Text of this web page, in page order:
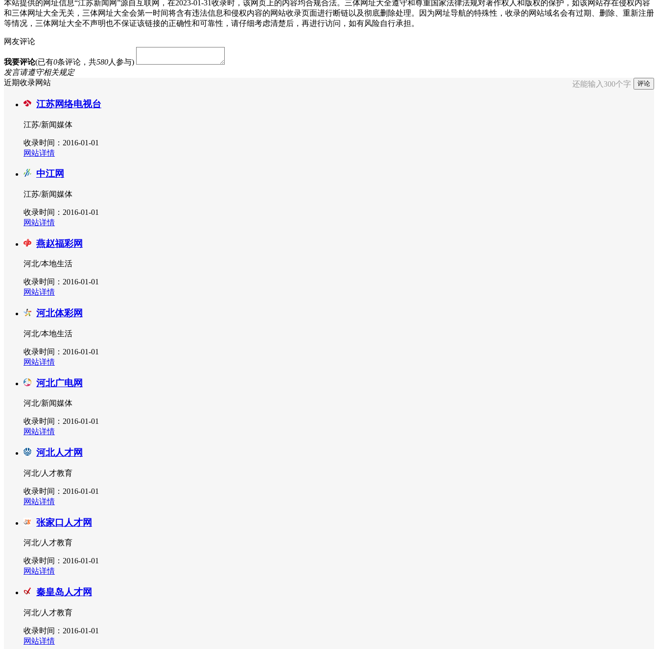
本站提供的网址信息“江苏新闻网”源自互联网，在2023-01-31收录时，该网页上的内容均合规合法。三体网址大全遵守和尊重国家法律法规对著作权人和版权的保护，如该网站存在侵权内容
和三体网址大全无关，三体网址大全会第一时间将含有违法信息和侵权内容的网站收录页面进行断链以及彻底删除处理。因为网址导航的特殊性，收录的网站域名会有过期、删除、重新注册
等情况，三体网址大全不声明也不保证该链接的正确性和可靠性，请仔细考虑清楚后，再进行访问，如有风险自行承担。
网友评论
我要评论(已有0条评论，共580人参与)
发言请遵守相关规定
还能输入 300个字
近期收录网站
江苏网络电视台
江苏/新闻媒体
收录时间：2016-01-01
网站详情
中江网
江苏/新闻媒体
收录时间：2016-01-01
网站详情
燕赵福彩网
河北/本地生活
收录时间：2016-01-01
网站详情
河北体彩网
河北/本地生活
收录时间：2016-01-01
网站详情
河北广电网
河北/新闻媒体
收录时间：2016-01-01
网站详情
河北人才网
河北/人才教育
收录时间：2016-01-01
网站详情
张家口人才网
河北/人才教育
收录时间：2016-01-01
网站详情
秦皇岛人才网
河北/人才教育
收录时间：2016-01-01
网站详情